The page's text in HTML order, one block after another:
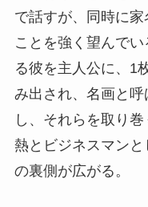
で話すが、同時に
ことを強く望んで
る彼を主人公に、1
み出され、名画と
し、それらを取り
熱とビジネスマン
の裏側が広がる。